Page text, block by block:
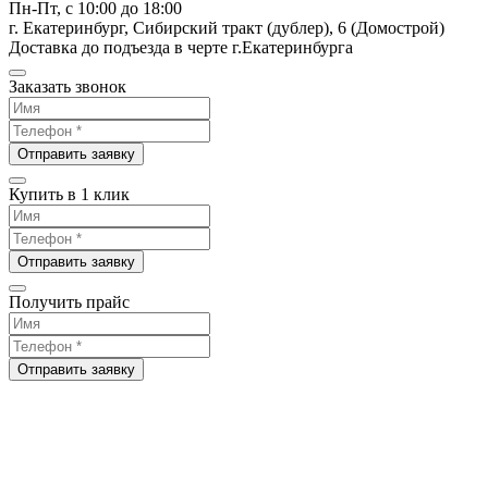
Пн-Пт, с 10:00 до 18:00
г. Екатеринбург, Сибирский тракт (дублер), 6 (Домострой)
Доставка до подъезда в черте г.Екатеринбурга
Заказать звонок
Отправить заявку
Купить в 1 клик
Отправить заявку
Получить прайс
Отправить заявку